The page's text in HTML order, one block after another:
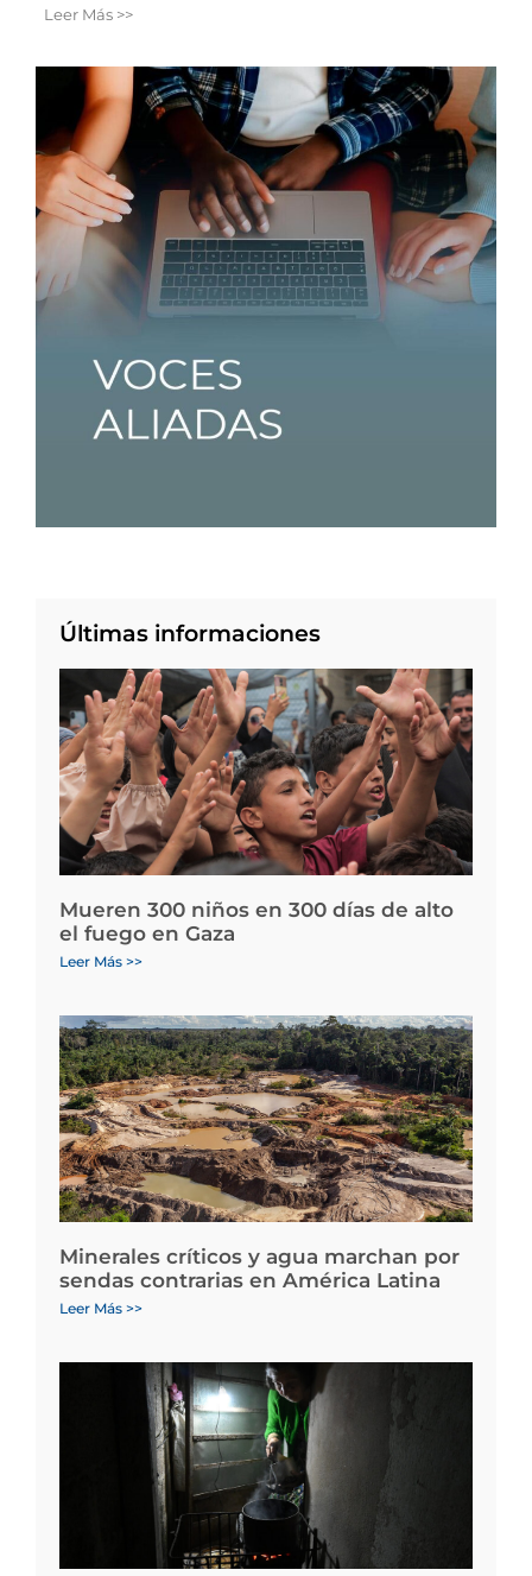
Leer Más >>
Últimas informaciones
Mueren 300 niños en 300 días de alto
el fuego en Gaza
Leer Más >>
Minerales críticos y agua marchan por
sendas contrarias en América Latina
Leer Más >>